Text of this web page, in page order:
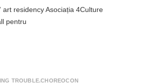
art residency Asociația 4Culture
pentru
TROUBLE.CHOREOCON